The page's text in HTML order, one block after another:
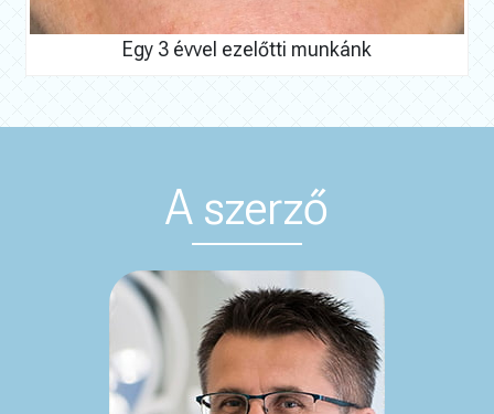
Egy 3 évvel ezelőtti munkánk
A szerző